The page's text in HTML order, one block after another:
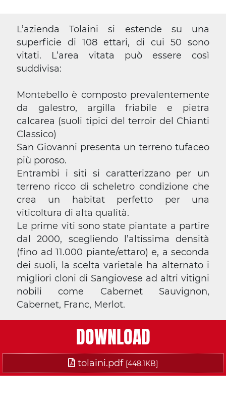
L’azienda Tolaini si estende su una
superficie di 108 ettari, di cui 50 sono
vitati. L’area vitata può essere così
suddivisa:
Montebello è composto prevalentemente
da galestro, argilla friabile e pietra
calcarea (suoli tipici del terroir del Chianti
Classico)
San Giovanni presenta un terreno tufaceo
più poroso.
Entrambi i siti si caratterizzano per un
terreno ricco di scheletro condizione che
crea un habitat perfetto per una
viticoltura di alta qualità.
Le prime viti sono state piantate a partire
dal 2000, scegliendo l’altissima densità
(fino ad 11.000 piante/ettaro) e, a seconda
dei suoli, la scelta varietale ha alternato i
migliori cloni di Sangiovese ad altri vitigni
nobili come Cabernet Sauvignon,
Cabernet, Franc, Merlot.
DOWNLOAD
tolaini.pdf [448.1KB]